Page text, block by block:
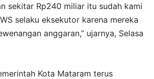
sekitar Rp240 miliar itu sudah kami
selaku eksekutor karena mereka
anggaran,” ujarnya, Selasa
Kota Mataram terus